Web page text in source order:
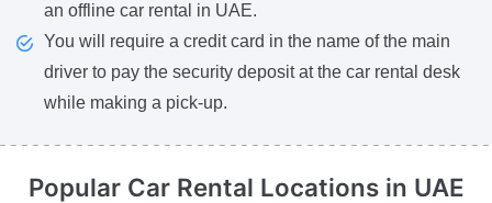
an offline car rental in UAE.
You will require a credit card in the name of the main
driver to pay the security deposit at the car rental desk
while making a pick-up.
Popular Car Rental Locations in UAE